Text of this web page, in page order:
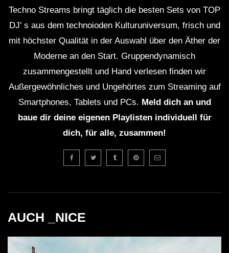
Techno Streams bringt täglich die besten Sets von TOP
DJ' s aus dem technoioden Kulturuniversum, frisch und
mit höchster Qualität in der Auswahl über den Äther der
Moderne an den Start. Gruppendynamisch
zusammengestellt und Hand verlesen finden wir
Außergewöhnliches und Ungehörtes zum Streaming auf
Smartphones, Tablets und PCs. Meld dich an und
baue dir deine eigenen Playlisten individuell für
dich, für alle, zusammen!
AUCH _NICE